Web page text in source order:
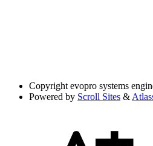
Copyright evopro systems
Powered by Scroll Sites &